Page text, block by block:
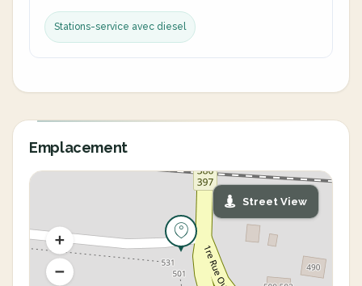
Stations-service avec diesel
Emplacement
Street View